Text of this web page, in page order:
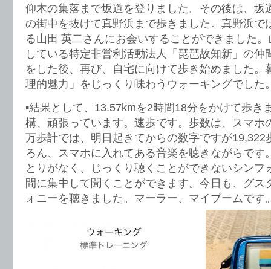
仰木の集落まで坂道を登りました。その後は、坂
の街中を抜けて真野浜まで歩きました。真野浜で
る山田 英二さんにお会いすることができました
している特定非営利活動法人「琵琶故知新」の仲
をした後、再び、自宅に向けて歩き始めました。
理的魅力」をじっくり味わうウォーキングでした
▪️結果として、13.57kmを2時間18分をかけて歩き
構、頑張っています。速歩です。歩数は、スマホ
万歩計では、明日起きてからの数字ですが19,322
ろん、スマホに入れてある音楽を聴きながらです
とりがなく、じっくり聴くことができないシンフ
間に集中して聞くことができます。今日も、グス
ォニーを聴きました。マーラー、マイブームです